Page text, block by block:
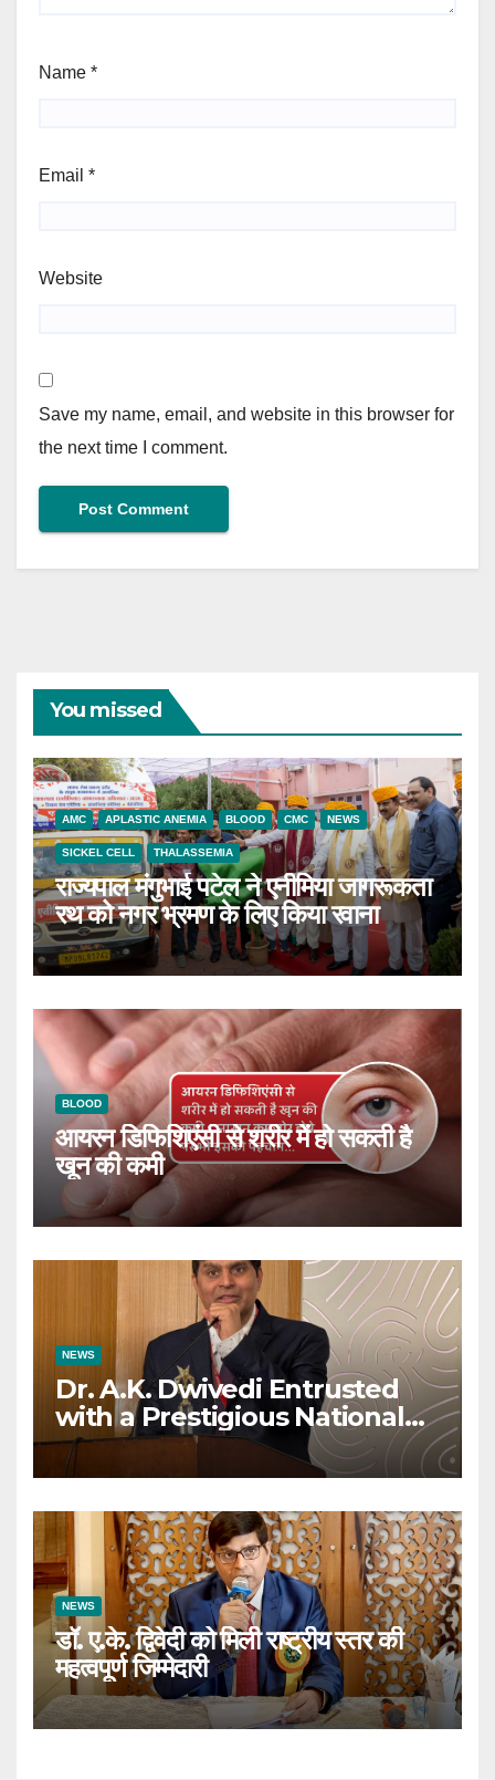
Name *
Email *
Website
Save my name, email, and website in this browser for
the next time I comment.
You missed
AMC APLASTIC ANEMIA BLOOD CMC NEWS
SICKEL CELL THALASSEMIA
राज्यपाल मंगुभाई पटेल ने एनीमिया जागरूकता
रथ को नगर भ्रमण के लिए किया रवाना
BLOOD
आयरन डिफिशिएंसी से शरीर में हो सकती है
खून की कमी
NEWS
Dr. A.K. Dwivedi Entrusted
with a Prestigious National
Responsibility
NEWS
डॉ. ए.के. द्विवेदी को मिली राष्ट्रीय स्तर की
महत्वपूर्ण जिम्मेदारी